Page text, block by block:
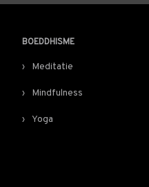
BOEDDHISME
Meditatie
Mindfulness
Yoga